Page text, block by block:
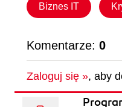
Biznes IT
Komentarze: 0
Zaloguj się », aby